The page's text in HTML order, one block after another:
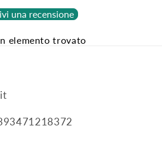
una recensione
elemento trovato